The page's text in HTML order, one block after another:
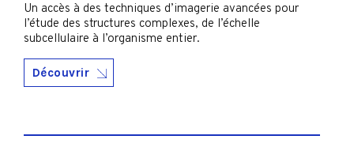
Un accès à des techniques d’imagerie avancées pour
l’étude des structures complexes, de l’échelle
subcellulaire à l’organisme entier.
Découvrir